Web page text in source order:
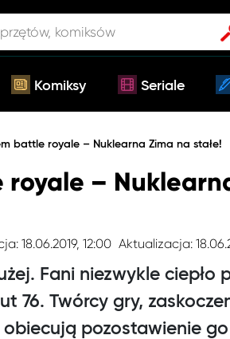
Komiksy Seriale
battle royale – Nuklearna Zima na stałe!
–
18.06.2019, 12:00 Aktualizacja:
Fani niezwykle ciepło
76. Twórcy gry,
pozostawienie go